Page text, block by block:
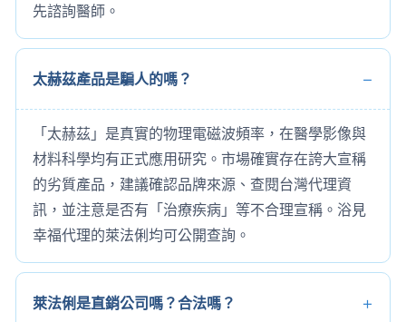
先諮詢醫師。
太赫茲產品是騙人的嗎？
「太赫茲」是真實的物理電磁波頻率，在醫學影像與
材料科學均有正式應用研究。市場確實存在誇大宣稱
的劣質產品，建議確認品牌來源、查閱台灣代理資
訊，並注意是否有「治療疾病」等不合理宣稱。浴見
幸福代理的萊法俐均可公開查詢。
萊法俐是直銷公司嗎？合法嗎？